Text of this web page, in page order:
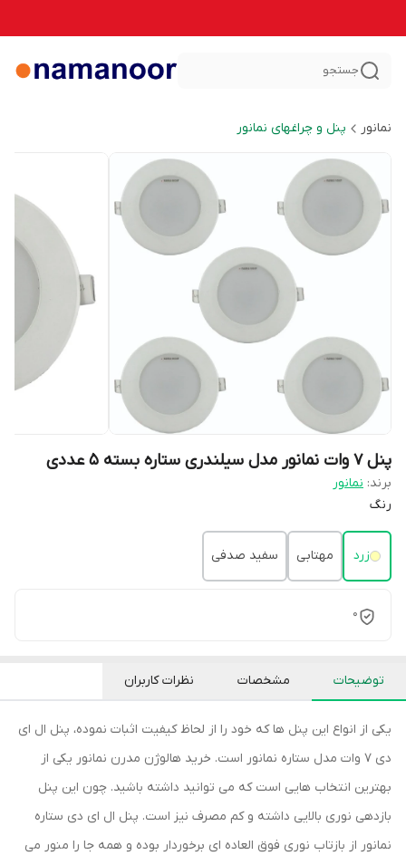
جستجو
نمانور پنل و چراغهای نمانور
پنل 7 وات نمانور مدل سیلندری ستاره بسته 5 عددی
برند: نمانور
رنگ
زرد مهتابی سفید صدفی
0
توضیحات مشخصات نظرات کاربران
یکی از انواع این پنل ها که خود را از لحاظ کیفیت اثبات نموده، پنل ال ای
دی 7 وات مدل ستاره نمانور است. خرید هالوژن مدرن نمانور یکی از
بهترین انتخاب هایی است که می توانید داشته باشید. چون این پنل
بازدهی نوری بالایی داشته و کم مصرف نیز است. پنل ال ای دی ستاره
نمانور از بازتاب نوری فوق العاده ای برخوردار بوده و همه جا را منور می